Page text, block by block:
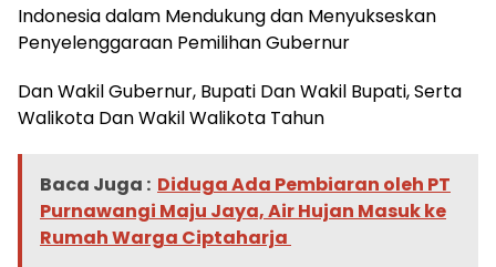
Indonesia dalam Mendukung dan Menyukseskan
Penyelenggaraan Pemilihan Gubernur
Dan Wakil Gubernur, Bupati Dan Wakil Bupati, Serta
Walikota Dan Wakil Walikota Tahun
Baca Juga : Diduga Ada Pembiaran oleh PT
Purnawangi Maju Jaya, Air Hujan Masuk ke
Rumah Warga Ciptaharja ‎